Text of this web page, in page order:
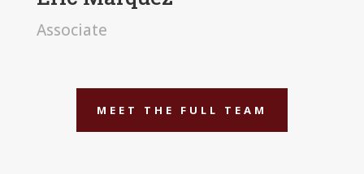
Associate
MEET THE FULL TEAM